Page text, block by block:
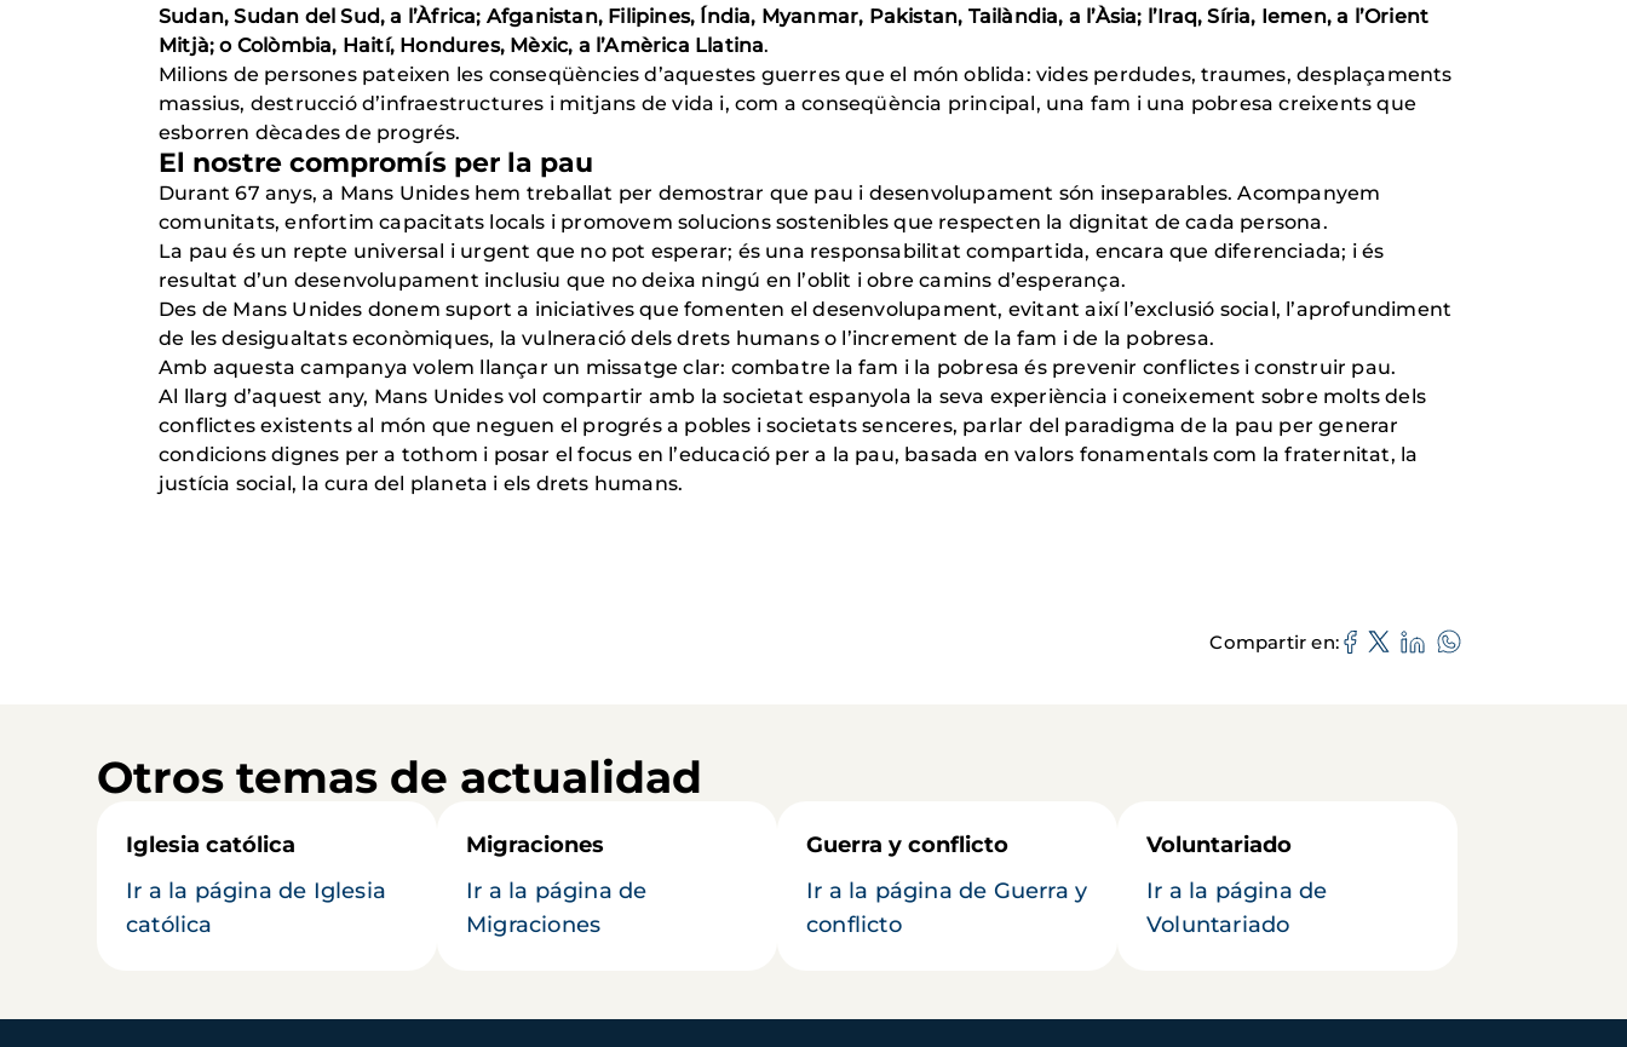
Sudan, Sudan del Sud, a l’Àfrica; Afganistan, Filipines, Índia, Myanmar, Pakistan, Tailàndia, a l’Àsia; l’Iraq, Síria, Iemen, a l’Orient
Mitjà; o Colòmbia, Haití, Hondures, Mèxic, a l’Amèrica Llatina.
Milions de persones pateixen les conseqüències d’aquestes guerres que el món oblida: vides perdudes, traumes, desplaçaments
massius, destrucció d’infraestructures i mitjans de vida i, com a conseqüència principal, una fam i una pobresa creixents que
esborren dècades de progrés.
El nostre compromís per la pau
Durant 67 anys, a Mans Unides hem treballat per demostrar que pau i desenvolupament són inseparables. Acompanyem
comunitats, enfortim capacitats locals i promovem solucions sostenibles que respecten la dignitat de cada persona.
La pau és un repte universal i urgent que no pot esperar; és una responsabilitat compartida, encara que diferenciada; i és
resultat d’un desenvolupament inclusiu que no deixa ningú en l’oblit i obre camins d’esperança.
Des de Mans Unides donem suport a iniciatives que fomenten el desenvolupament, evitant així l’exclusió social, l’aprofundiment
de les desigualtats econòmiques, la vulneració dels drets humans o l’increment de la fam i de la pobresa.
Amb aquesta campanya volem llançar un missatge clar: combatre la fam i la pobresa és prevenir conflictes i construir pau.
Al llarg d’aquest any, Mans Unides vol compartir amb la societat espanyola la seva experiència i coneixement sobre molts dels
conflictes existents al món que neguen el progrés a pobles i societats senceres, parlar del paradigma de la pau per generar
condicions dignes per a tothom i posar el focus en l’educació per a la pau, basada en valors fonamentals com la fraternitat, la
justícia social, la cura del planeta i els drets humans.
Compartir en
Otros temas de actualidad
Iglesia católica
Ir a la página de Iglesia
católica
Migraciones
Ir a la página de
Migraciones
Guerra y conflicto
Ir a la página de Guerra y
conflicto
Voluntariado
Ir a la página de
Voluntariado